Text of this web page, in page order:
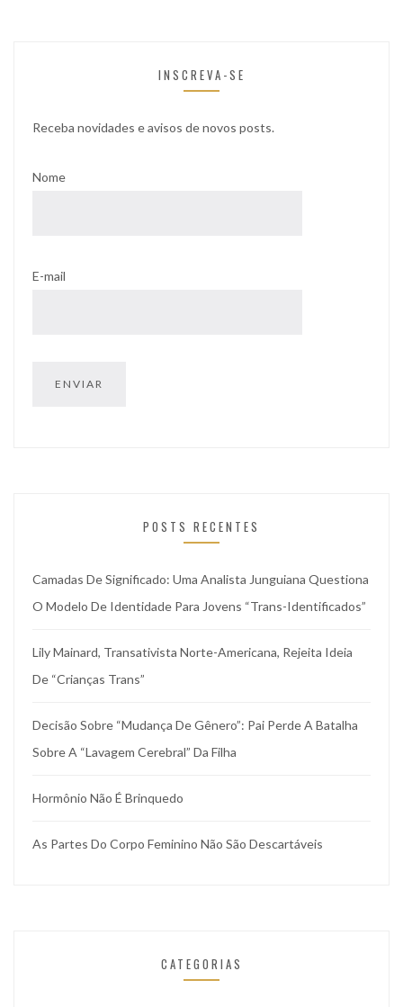
INSCREVA-SE
Receba novidades e avisos de novos posts.
Nome
E-mail
POSTS RECENTES
Camadas De Significado: Uma Analista Junguiana Questiona
O Modelo De Identidade Para Jovens “trans-Identificados”
Lily Mainard, Transativista Norte-Americana, Rejeita Ideia
De “crianças Trans”
Decisão Sobre “mudança De Gênero”: Pai Perde A Batalha
Sobre A “lavagem Cerebral” Da Filha
Hormônio Não É Brinquedo
As Partes Do Corpo Feminino Não São Descartáveis
CATEGORIAS